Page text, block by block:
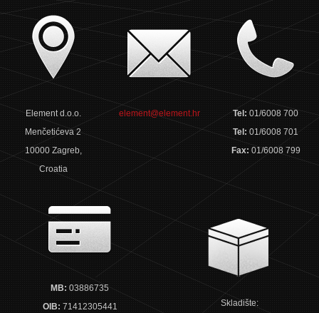
Element d.o.o.
Menčetićeva 2
10000 Zagreb,
Croatia
element@element.hr Tel:01/6008 700
Tel:01/6008 701
Fax: 01/6008 799
MB: 03886735
OIB: 71412305441 Skladište: